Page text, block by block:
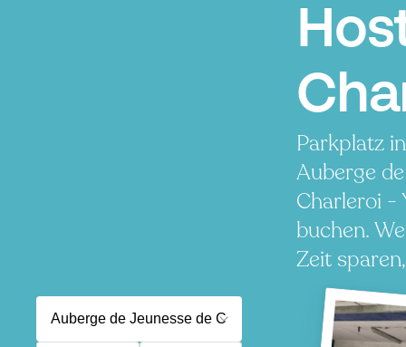
Parkplatz
Auberge
Charleroi -
buchen.
Zeit